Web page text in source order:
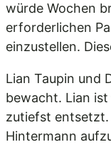
würde Wochen
erforderlichen
einzustellen.
Lian Taupin und
bewacht. Lian
zutiefst entsetzt.
Hintermann